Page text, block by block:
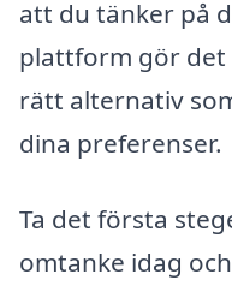
att du tänker på
plattform gör
rätt alternativ
dina preferenser.
Ta det första
omtanke idag